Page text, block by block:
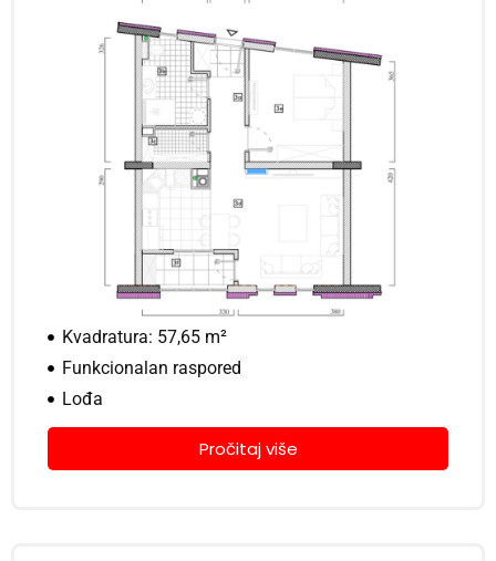
Kvadratura: 57,65 m²
Funkcionalan raspored
Lođa
Pročitaj više